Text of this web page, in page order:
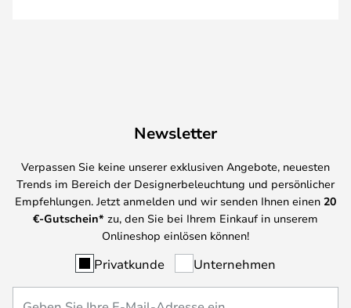
Newsletter
Verpassen Sie keine unserer exklusiven Angebote, neuesten
Trends im Bereich der Designerbeleuchtung und persönlicher
Empfehlungen. Jetzt anmelden und wir senden Ihnen einen 20
€-Gutschein* zu, den Sie bei Ihrem Einkauf in unserem
Onlineshop einlösen können!
Privatkunde Unternehmen